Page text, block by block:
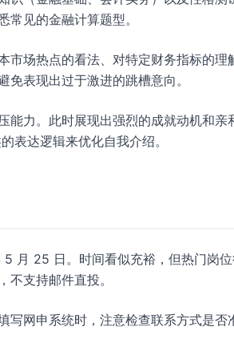
见的金融计算题型。
市场热点的看法、对特定财务指标的理
表现出过于激进的跳槽意向。
能力。此时展现出强烈的成就动机和亲
表达逻辑来优化自我介绍。
月 25 日。时间看似充裕，但热门岗
支持邮件直投。
网申系统时，注意检查联系方式是否